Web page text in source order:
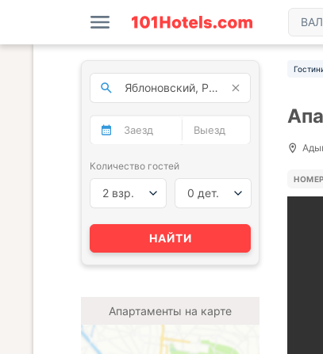
Количество гостей
2 взр. 0 дет.
НАЙТИ
Апартаменты на карте